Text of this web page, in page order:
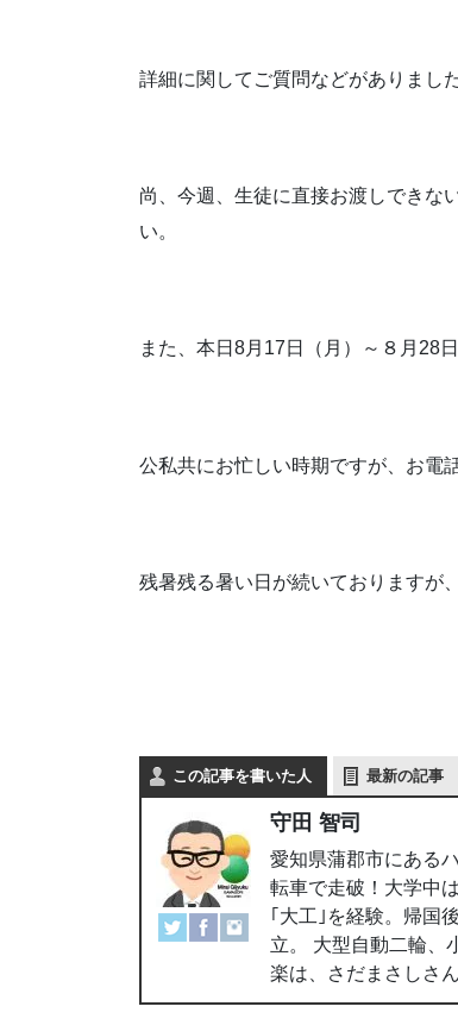
詳細に関してご質問などがありまし
尚、今週、生徒に直接お渡しできな
い。
また、本日8月17日（月）～８月28
公私共にお忙しい時期ですが、お電
残暑残る暑い日が続いておりますが
この記事を書いた人 最新の記事
守田 智司
愛知県蒲郡市にある
転車で走破！大学中
｢大工｣を経験。帰国
立。 大型自動二輪、
楽は、さだまさしさ